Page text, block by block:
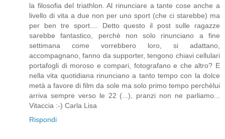
la filosofia del triathlon. Al rinunciare a tante cose anche a
livello di vita a due non per uno sport (che ci starebbe) ma
per ben tre sport.... Detto questo il post sulle ragazze
sarebbe fantastico, perchè non solo rinunciano a fine
settimana come vorrebbero loro, si adattano,
accompagnano, fanno da supporter, tengono chiavi cellulari
portafogli di moroso e compari, fotografano e che altro? E
nella vita quotidiana rinunciano a tanto tempo con la dolce
metà a favore di film da sole ma solo primo tempo perchèlui
arriva sempre verso le 22 (...), pranzi non ne parliamo...
Vitaccia :-) Carla Lisa
Rispondi